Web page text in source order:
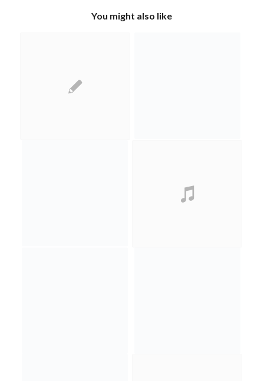
You might also like